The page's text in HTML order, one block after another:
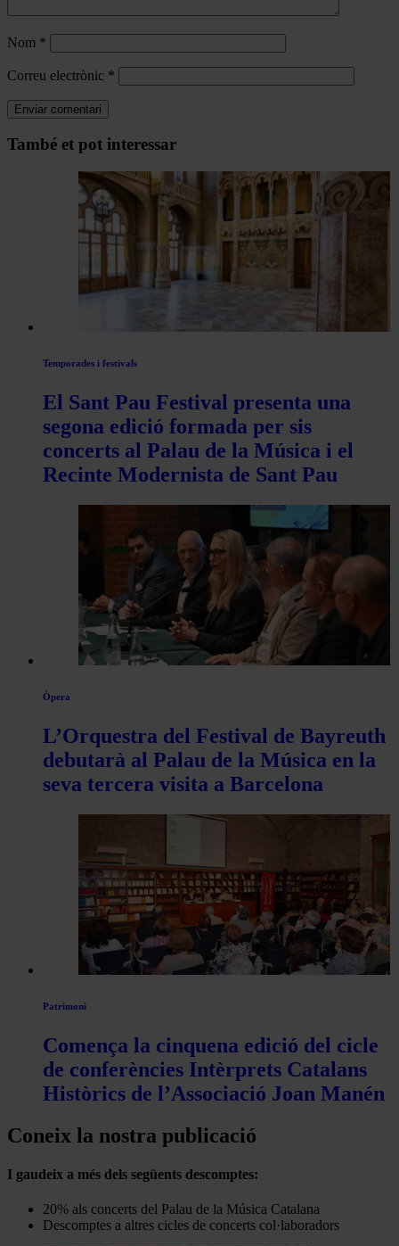
Nom *
Correu electrònic *
Navegar
També et pot interessar
Temporades i festivals
El Sant Pau Festival presenta una
segona edició formada per sis
concerts al Palau de la Música i el
Recinte Modernista de Sant Pau
Òpera
L’Orquestra del Festival de Bayreuth
debutarà al Palau de la Música en la
seva tercera visita a Barcelona
Patrimoni
Comença la cinquena edició del cicle
de conferències Intèrprets Catalans
Històrics de l’Associació Joan Manén
Coneix la nostra publicació
I gaudeix a més dels següents descomptes:
20% als concerts del Palau de la Música Catalana
Descomptes a altres cicles de concerts col·laboradors